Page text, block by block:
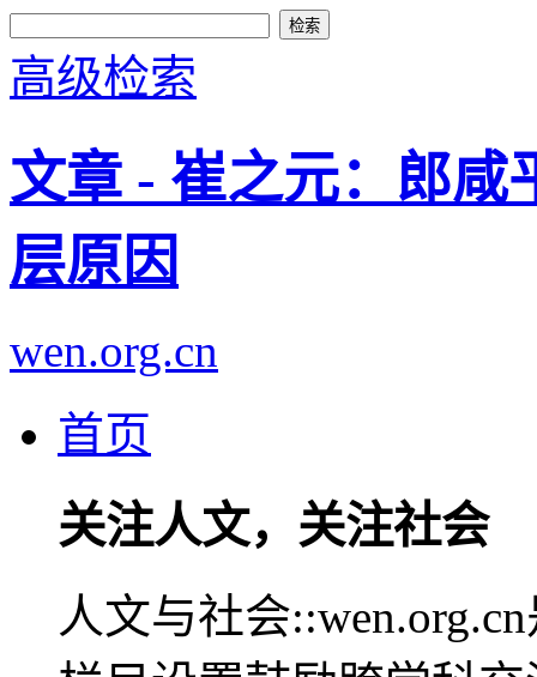
高级检索
文章 - 崔之元：郎咸
层原因
wen.org.cn
首页
关注人文，关注社会
人文与社会